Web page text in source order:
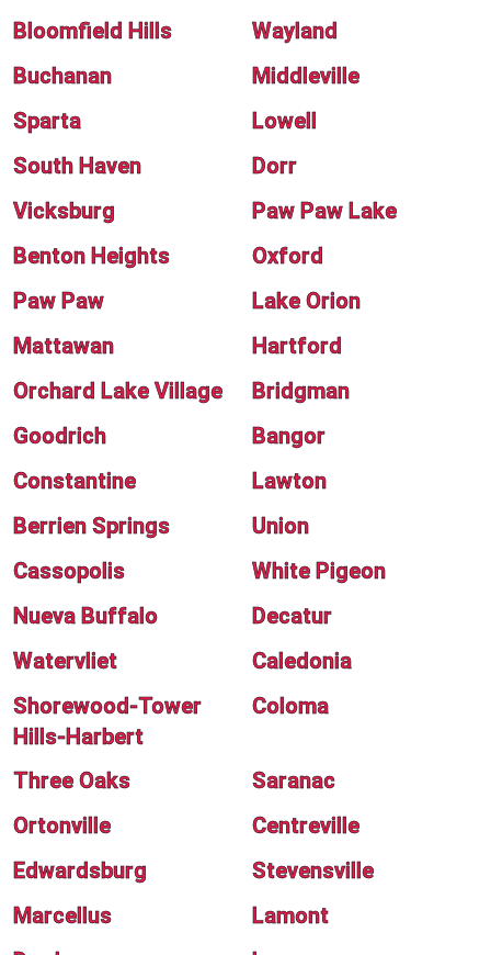
Bloomfield Hills
Wayland
Buchanan
Middleville
Sparta
Lowell
South Haven
Dorr
Vicksburg
Paw Paw Lake
Benton Heights
Oxford
Paw Paw
Lake Orion
Mattawan
Hartford
Orchard Lake Village
Bridgman
Goodrich
Bangor
Constantine
Lawton
Berrien Springs
Union
Cassopolis
White Pigeon
Nueva Buffalo
Decatur
Watervliet
Caledonia
Shorewood-Tower
Hills-Harbert
Coloma
Three Oaks
Saranac
Ortonville
Centreville
Edwardsburg
Stevensville
Marcellus
Lamont